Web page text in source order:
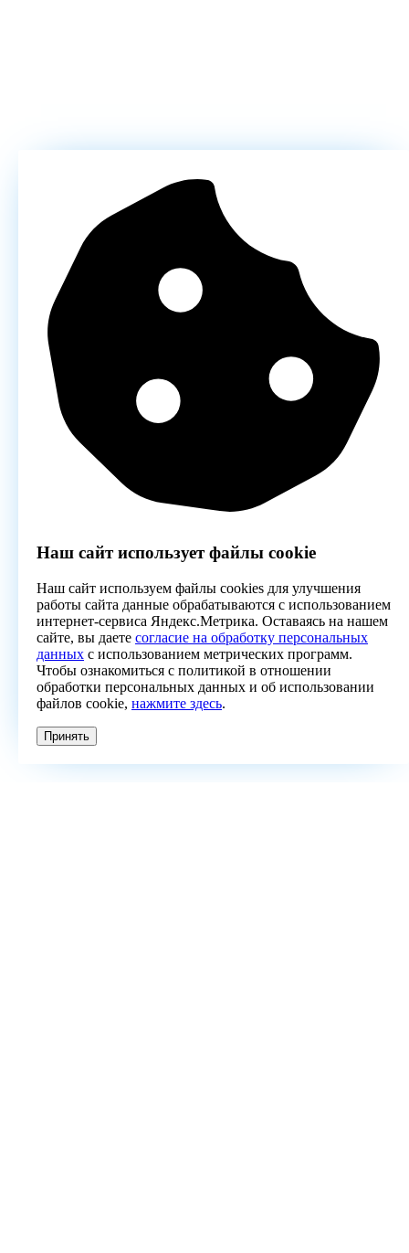
Наш сайт использует файлы cookie
Наш сайт используем файлы cookies для улучшения
работы сайта данные обрабатываются с использованием
интернет-сервиса Яндекс.Метрика. Оставаясь на нашем
сайте, вы даете согласие на обработку персональных
данных с использованием метрических программ.
Чтобы ознакомиться с политикой в отношении
обработки персональных данных и об использовании
файлов cookie, нажмите здесь.
Принять